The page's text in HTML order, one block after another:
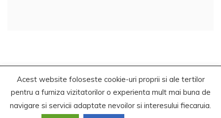
Copyrights. © 2021 Segra Media
Proudly powered by WordPress|
Theme: Recent News
byCandid Themes
Acest website foloseste cookie-uri proprii si ale tertilor
pentru a furniza vizitatorilor o experienta mult mai buna de
navigare si servicii adaptate nevoilor si interesului fiecaruia.